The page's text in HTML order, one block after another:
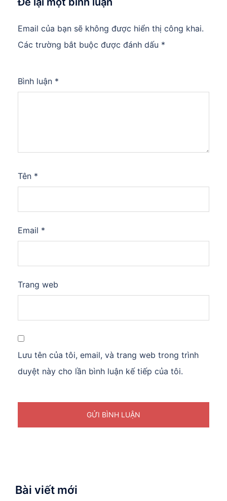
Email của bạn sẽ không được hiển thị công khai.
Các trường bắt buộc được đánh dấu *
Bình luận *
Tên *
Email *
Trang web
Lưu tên của tôi, email, và trang web trong trình
duyệt này cho lần bình luận kế tiếp của tôi.
Bài viết mới